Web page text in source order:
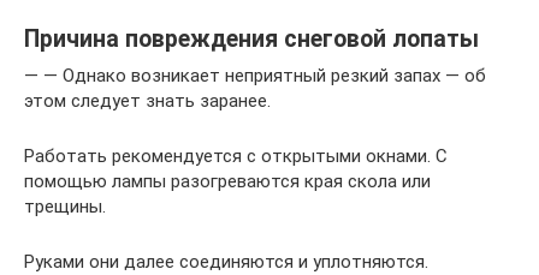
Причина повреждения снеговой лопаты
— — Однако возникает неприятный резкий запах — об
этом следует знать заранее.
Работать рекомендуется с открытыми окнами. С
помощью лампы разогреваются края скола или
трещины.
Руками они далее соединяются и уплотняются.